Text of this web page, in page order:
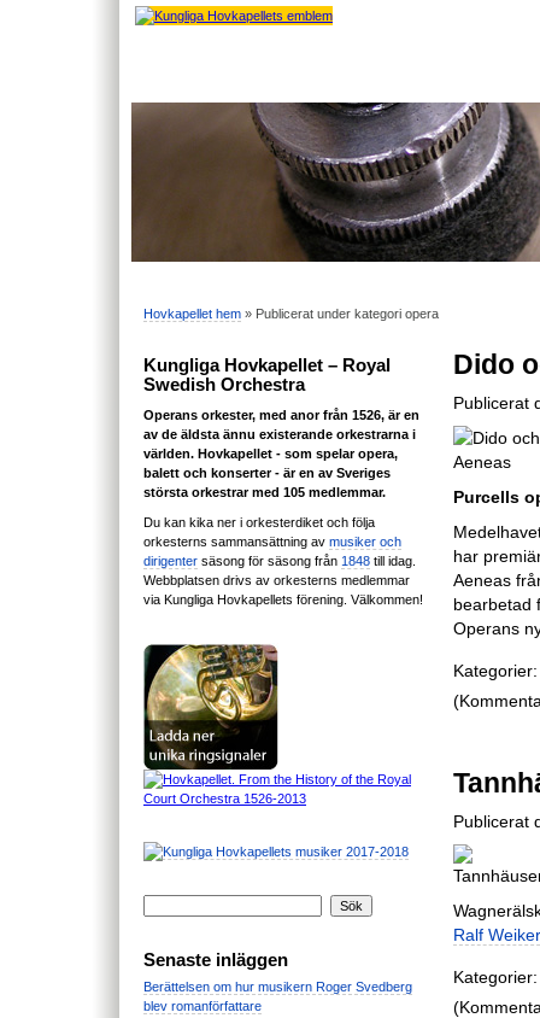
Hovkapellet hem » Publicerat under kategori opera
Kungliga Hovkapellet – Royal
Swedish Orchestra
Operans orkester, med anor från 1526, är en
av de äldsta ännu existerande orkestrarna i
världen. Hovkapellet - som spelar opera,
balett och konserter - är en av Sveriges
största orkestrar med 105 medlemmar.
Du kan kika ner i orkesterdiket och följa
orkesterns sammansättning av musiker och
dirigenter säsong för säsong från 1848 till idag.
Webbplatsen drivs av orkesterns medlemmar
via Kungliga Hovkapellets förening. Välkommen!
Senaste inläggen
Berättelsen om hur musikern Roger Svedberg
blev romanförfattare
Dido
Publicerat
Purcells
har
Aeneas
bearbetad
Operans
Kategorier:
Publicerat
Ralf
Kategorier: